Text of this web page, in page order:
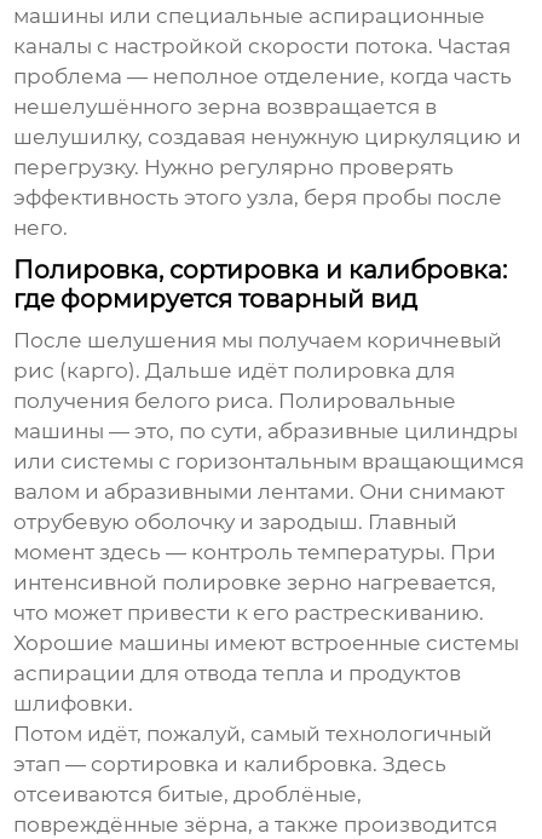
машины или специальные аспирационные
каналы с настройкой скорости потока. Частая
проблема — неполное отделение, когда часть
нешелушённого зерна возвращается в
шелушилку, создавая ненужную циркуляцию и
перегрузку. Нужно регулярно проверять
эффективность этого узла, беря пробы после
него.
Полировка, сортировка и калибровка:
где формируется товарный вид
После шелушения мы получаем коричневый
рис (карго). Дальше идёт полировка для
получения белого риса. Полировальные
машины — это, по сути, абразивные цилиндры
или системы с горизонтальным вращающимся
валом и абразивными лентами. Они снимают
отрубевую оболочку и зародыш. Главный
момент здесь — контроль температуры. При
интенсивной полировке зерно нагревается,
что может привести к его растрескиванию.
Хорошие машины имеют встроенные системы
аспирации для отвода тепла и продуктов
шлифовки.
Потом идёт, пожалуй, самый технологичный
этап — сортировка и калибровка. Здесь
отсеиваются битые, дроблёные,
повреждённые зёрна, а также производится